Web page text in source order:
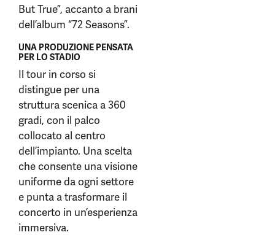
But True”, accanto a brani
dell’album “72 Seasons”.
UNA PRODUZIONE PENSATA
PER LO STADIO
Il tour in corso si
distingue per una
struttura scenica a 360
gradi, con il palco
collocato al centro
dell’impianto. Una scelta
che consente una visione
uniforme da ogni settore
e punta a trasformare il
concerto in un’esperienza
immersiva.